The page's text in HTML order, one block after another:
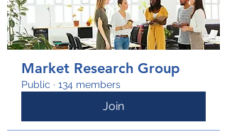
Market Research Group
Public · 134 members
Join